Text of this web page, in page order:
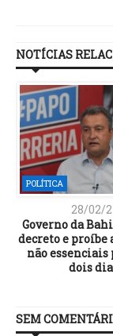
NOTÍCIAS
POLÍTICA
28/02/
Governo da
decreto e proíbe
não
dois
SEM